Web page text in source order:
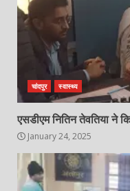
चांदपुर स्वास्थ्य
एसडीएम नितिन तेवतिया ने
January 24, 2025